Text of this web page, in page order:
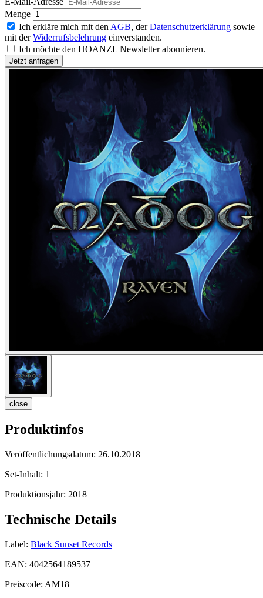
Menge
Ich erkläre mich mit den AGB, derDatenschutzerklärung sowie
mit derWiderrufsbelehrung einverstanden.
Ich möchte den HOANZL Newsletter abonnieren.
close
Produktinfos
Veröffentlichungsdatum: 26.10.2018
Set-Inhalt: 1
Produktionsjahr: 2018
Technische Details
Label: Black Sunset Records
EAN: 4042564189537
Preiscode: AM18